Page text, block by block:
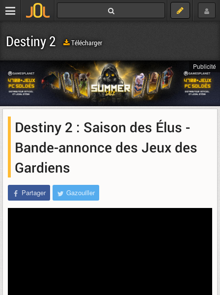
Destiny 2 Télécharger
Publicité
Destiny 2 : Saison des Élus -
Bande-annonce des Jeux des
Gardiens
Partager Gazouiller